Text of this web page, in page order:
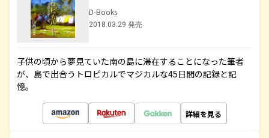
D-Books
2018.03.29 発売
子供の頃から夢見ていた南の島に滞在することになった筆者
が、島で出合うトロピカルでマジカルな45日間の記録と記
憶。
詳細を見る